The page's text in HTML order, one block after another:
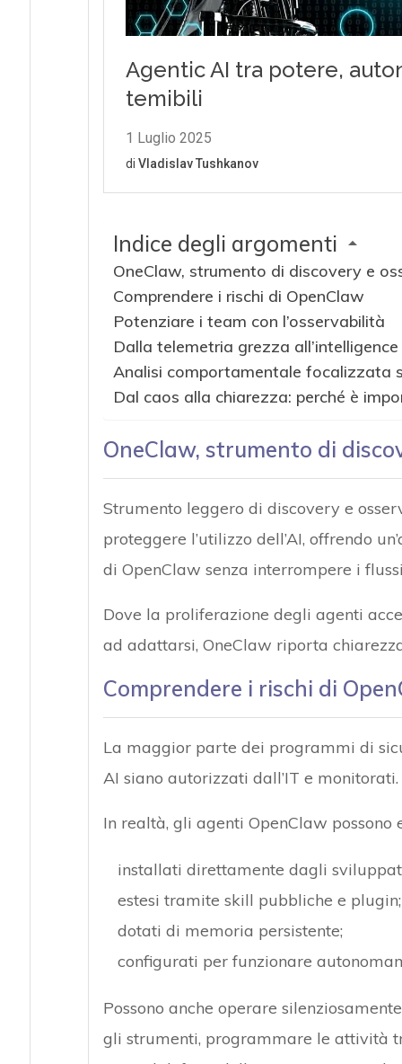
Indice degli argomenti
OneClaw, strumento di discovery e
Comprendere i rischi di OpenClaw
Potenziare i team con l’osservabilità
Dalla telemetria grezza
Analisi comportamentale focalizzata
Dal caos alla chiarezza: perché è
OneClaw, strumento di
Strumento leggero di discovery e
proteggere l’utilizzo dell’AI, offrendo
di OpenClaw senza interrompere i
Dove la proliferazione degli agenti
ad adattarsi, OneClaw riporta
Comprendere i rischi di
La maggior parte dei programmi di
AI siano autorizzati dall’IT e monitorati.
In realtà, gli agenti OpenClaw possono
installati direttamente dagli
estesi tramite skill pubbliche e plugin;
dotati di memoria persistente;
configurati per funzionare
Possono anche operare
gli strumenti, programmare le attività